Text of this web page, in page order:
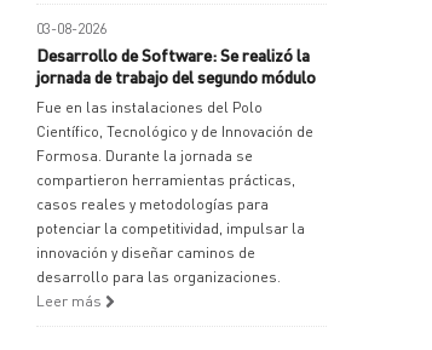
03-08-2026
Desarrollo de Software: Se realizó la
jornada de trabajo del segundo módulo
Fue en las instalaciones del Polo
Científico, Tecnológico y de Innovación de
Formosa. Durante la jornada se
compartieron herramientas prácticas,
casos reales y metodologías para
potenciar la competitividad, impulsar la
innovación y diseñar caminos de
desarrollo para las organizaciones.
Leer más